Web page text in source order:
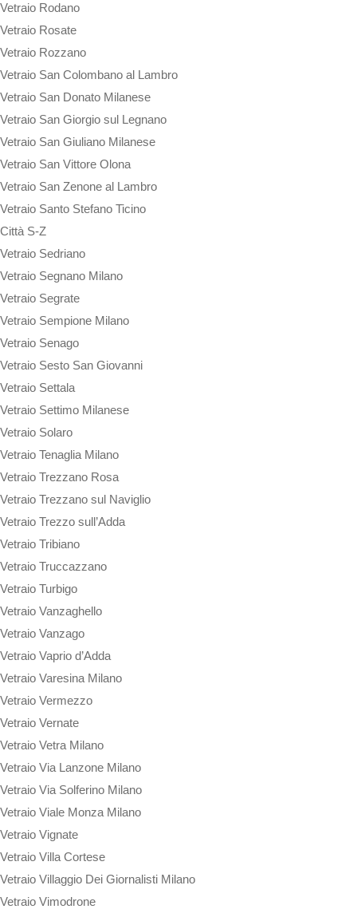
Vetraio Rodano
Vetraio Rosate
Vetraio Rozzano
Vetraio San Colombano al Lambro
Vetraio San Donato Milanese
Vetraio San Giorgio sul Legnano
Vetraio San Giuliano Milanese
Vetraio San Vittore Olona
Vetraio San Zenone al Lambro
Vetraio Santo Stefano Ticino
Città S-Z
Vetraio Sedriano
Vetraio Segnano Milano
Vetraio Segrate
Vetraio Sempione Milano
Vetraio Senago
Vetraio Sesto San Giovanni
Vetraio Settala
Vetraio Settimo Milanese
Vetraio Solaro
Vetraio Tenaglia Milano
Vetraio Trezzano Rosa
Vetraio Trezzano sul Naviglio
Vetraio Trezzo sull’Adda
Vetraio Tribiano
Vetraio Truccazzano
Vetraio Turbigo
Vetraio Vanzaghello
Vetraio Vanzago
Vetraio Vaprio d’Adda
Vetraio Varesina Milano
Vetraio Vermezzo
Vetraio Vernate
Vetraio Vetra Milano
Vetraio Via Lanzone Milano
Vetraio Via Solferino Milano
Vetraio Viale Monza Milano
Vetraio Vignate
Vetraio Villa Cortese
Vetraio Villaggio Dei Giornalisti Milano
Vetraio Vimodrone